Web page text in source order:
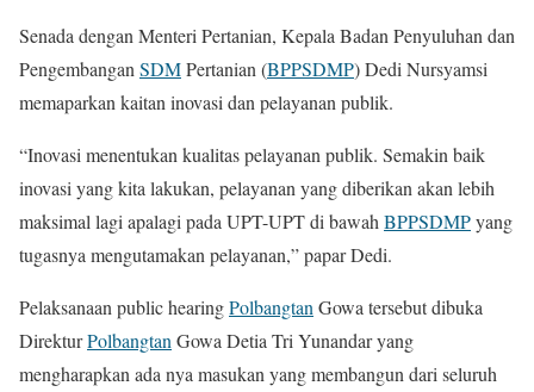
Senada dengan Menteri Pertanian, Kepala Badan Penyuluhan dan
Pengembangan SDMPertanian (BPPSDMP) Dedi Nursyamsi
memaparkan kaitan inovasi dan pelayanan publik.
“Inovasi menentukan kualitas pelayanan publik. Semakin baik
inovasi yang kita lakukan, pelayanan yang diberikan akan lebih
maksimal lagi apalagi pada UPT-UPT di bawah BPPSDMPyang
tugasnya mengutamakan pelayanan,” papar Dedi.
Pelaksanaan public hearingPolbangtan Gowa tersebut dibuka
DirekturPolbangtan Gowa Detia Tri Yunandar yang
mengharapkan ada nya masukan yang membangun dari seluruh